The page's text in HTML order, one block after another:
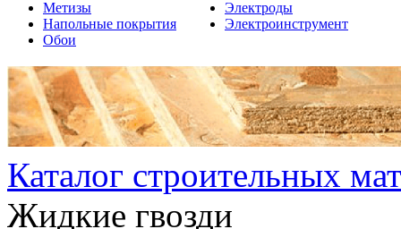
Метизы
Напольные покрытия
Обои
Электроды
Электроинструмент
Каталог строительных
Жидкие гвозди